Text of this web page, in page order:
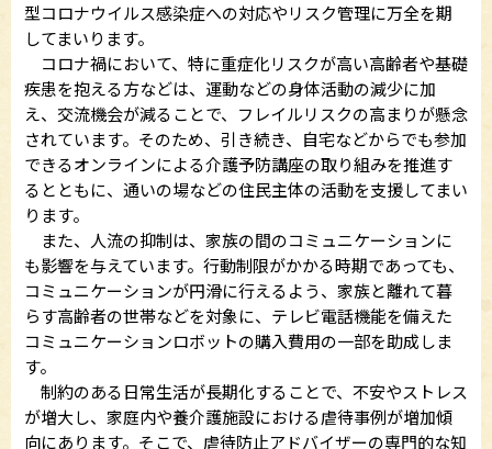
型コロナウイルス感染症への対応やリスク管理に万全を期
してまいります。
コロナ禍において、特に重症化リスクが高い高齢者や基礎
疾患を抱える方などは、運動などの身体活動の減少に加
え、交流機会が減ることで、フレイルリスクの高まりが懸念
されています。そのため、引き続き、自宅などからでも参加
できるオンラインによる介護予防講座の取り組みを推進す
るとともに、通いの場などの住民主体の活動を支援してまい
ります。
また、人流の抑制は、家族の間のコミュニケーションに
も影響を与えています。行動制限がかかる時期であっても、
コミュニケーションが円滑に行えるよう、家族と離れて暮
らす高齢者の世帯などを対象に、テレビ電話機能を備えた
コミュニケーションロボットの購入費用の一部を助成しま
す。
制約のある日常生活が長期化することで、不安やストレス
が増大し、家庭内や養介護施設における虐待事例が増加傾
向にあります。そこで、虐待防止アドバイザーの専門的な知